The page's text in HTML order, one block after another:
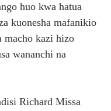
huo kwa hatua
kuonesha mafanikio
macho kazi hizo
wananchi na
Richard Missa